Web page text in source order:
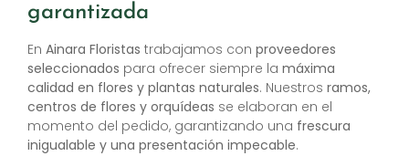
garantizada
En Ainara Floristas trabajamos con proveedores
seleccionados para ofrecer siempre la máxima
calidad en flores y plantas naturales. Nuestros ramos,
centros de flores y orquídeas se elaboran en el
momento del pedido, garantizando una frescura
inigualable y una presentación impecable.